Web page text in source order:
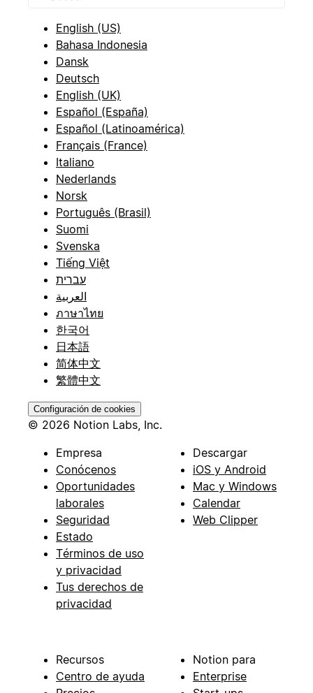
English (US)
Bahasa Indonesia
Dansk
Deutsch
English (UK)
Español (España)
Español (Latinoamérica)
Français (France)
Italiano
Nederlands
Norsk
Português (Brasil)
Suomi
Svenska
Tiếng Việt
עברית
العربية
ภาษาไทย
한국어
日本語
简体中文
繁體中文
Configuración de cookies
© 2026 Notion Labs, Inc.
Empresa
Conócenos
Oportunidades
laborales
Seguridad
Estado
Términos de uso
y privacidad
Tus derechos de
privacidad
Descargar
iOS y Android
Mac y Windows
Calendar
Web Clipper
Recursos
Centro de ayuda
Notion para
Enterprise